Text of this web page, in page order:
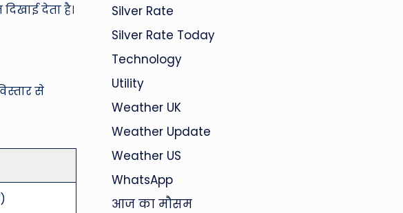
देता है।
से
Silver Rate
Silver Rate Today
Technology
Utility
Weather UK
Weather Update
Weather US
WhatsApp
आज का मौसम